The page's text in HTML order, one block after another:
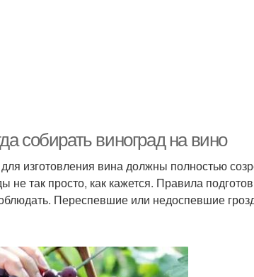
собирать виноград на вино
изготовления вина должны полностью
так просто, как кажется. Правила
Переспевшие или недоспевшие